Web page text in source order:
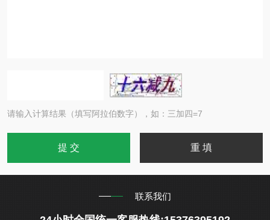
请输入计算结果（填写阿拉伯数字），如：三加四=7
联系我们